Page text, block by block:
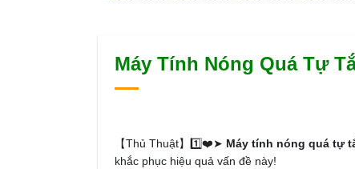
Máy Tính Nóng Quá Tự
【Thủ Thuật】1️⃣❤️➤ Máy tính nóng quá tự
khắc phục hiệu quả vấn đề này!